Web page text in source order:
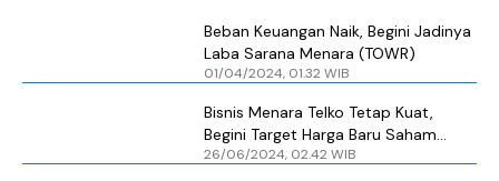
Beban Keuangan Naik, Begini Jadinya
Laba Sarana Menara (TOWR)
01/04/2024, 01.32 WIB
Bisnis Menara Telko Tetap Kuat,
Begini Target Harga Baru Saham
Sarana Menara (TOWR)
26/06/2024, 02.42 WIB